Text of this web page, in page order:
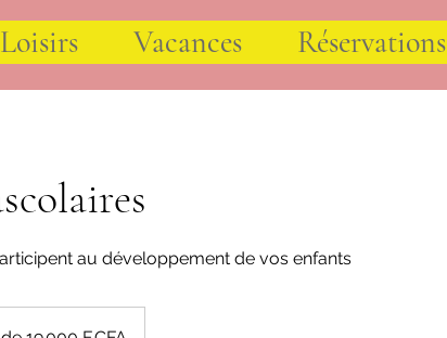
Vacances Réservations
au développement de vos enfants